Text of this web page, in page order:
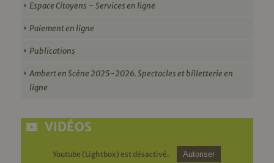
Espace Citoyens – Services en ligne
Paiement en ligne
Publications
Ambert en Scène 2025-2026. Spectacles et billetterie en
ligne
VIDÉOS
Youtube (Lightbox) est désactivé. Autoriser